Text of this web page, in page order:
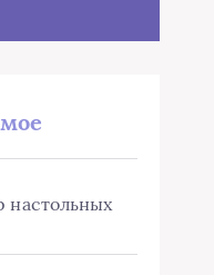
настольных